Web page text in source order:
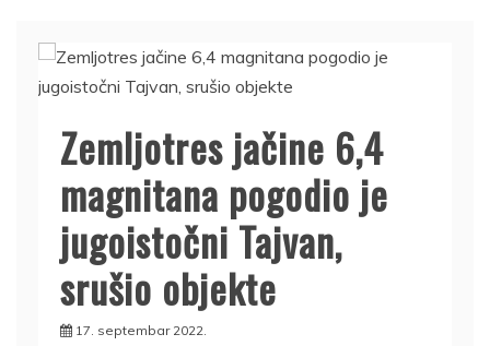
Zemljotres jačine 6,4
magnitana pogodio je
jugoistočni Tajvan,
srušio objekte
17. septembar 2022.